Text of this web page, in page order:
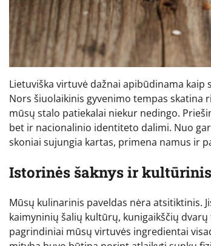
Lietuviška virtuvė dažnai apibūdinama
Nors šiuolaikinis gyvenimo tempas
mūsų stalo patiekalai niekur nedingo.
bet ir nacionalinio identiteto dalimi. Nuo
skoniai sujungia kartas, primena namus ir
Istorinės šaknys ir
Mūsų kulinarinis paveldas nėra atsitiktinis.
kaimyninių šalių kultūrų, kunigaikščių
pagrindiniai mūsų virtuvės ingredientai